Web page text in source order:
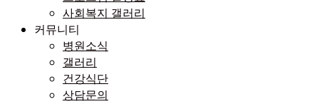
사회복지 갤러리
커뮤니티
병원소식
갤러리
건강식단
상담문의